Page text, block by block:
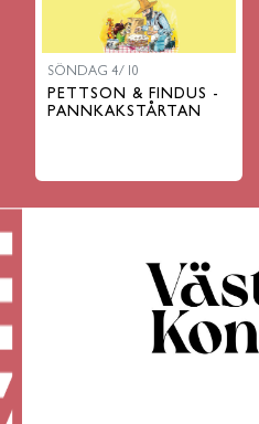
SÖNDAG 4/10
PETTSON & FINDUS -
PANNKAKSTÅRTAN